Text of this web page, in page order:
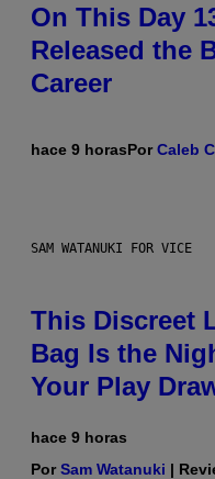
On This Day
Released the
Career
hace 9 horasPorCaleb
SAM WATANUKI FOR VICE
This Discreet
Bag Is the
Your Play
hace 9 horas
PorSam Watanuki |